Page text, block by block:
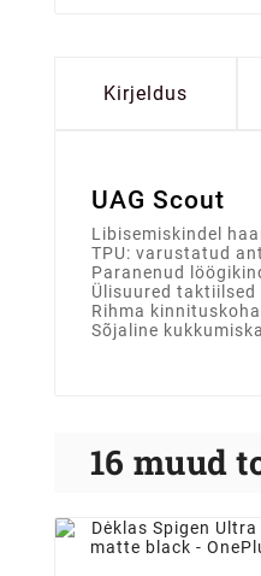
Kirjeldus
UAG Scout
Libisemiskindel
TPU: varustatud
Paranenud
Ülisuured
Rihma
Sõjaline
16 muud